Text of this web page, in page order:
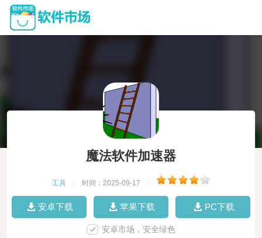
魔法软件加速器
工具 时间：2025-09-17
安卓下载 苹果下载 PC下载
安卓市场，安全绿色